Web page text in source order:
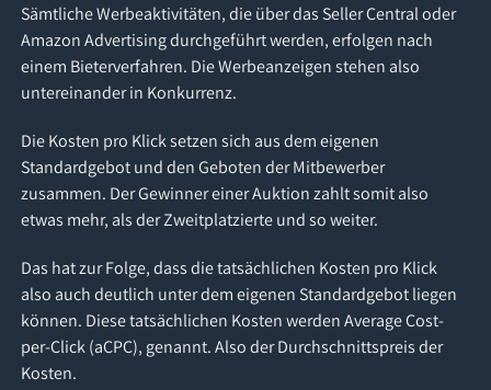
Sämtliche Werbeaktivitäten, die über das Seller Central oder
Amazon Advertising durchgeführt werden, erfolgen nach
einem Bieterverfahren. Die Werbeanzeigen stehen also
untereinander in Konkurrenz.
Die Kosten pro Klick setzen sich aus dem eigenen
Standardgebot und den Geboten der Mitbewerber
zusammen. Der Gewinner einer Auktion zahlt somit also
etwas mehr, als der Zweitplatzierte und so weiter.
Das hat zur Folge, dass die tatsächlichen Kosten pro Klick
also auch deutlich unter dem eigenen Standardgebot liegen
können. Diese tatsächlichen Kosten werden Average Cost-
per-Click (aCPC), genannt. Also der Durchschnittspreis der
Kosten.